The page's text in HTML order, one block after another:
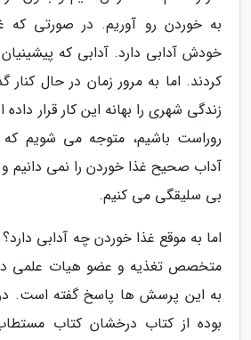
به خوردن رو آوریم. در صورتی که
خودش آدابی دارد. آدابی که
کردند. اما به مرور زمان در حال کنار
زندگی شهری را بهانه این کار قرار داده
روراست باشیم، متوجه می شویم که
آداب صحیح غذا خوردن را نمی دانیم و
بی سلیقگی می کنیم.
اما به موقع غذا خوردن چه آدابی
متخصص تغذیه و عضو هیات علمی
به این پرسش ها پاسخ گفته است.
بوده از کتاب درخشان کتاب